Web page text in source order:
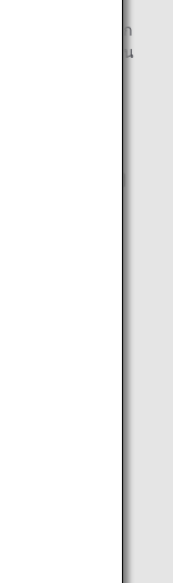
องจากเที่ยวบิน
ที่ออกเดินทางแตก
ค่าขนส่งภาคพื้นดิน
ส่งสาธารณะที่
: 15,000 เยน)
ดขึ้นหลัง
ที่ยวบิน
ด้ทันเวลา
กเที่ยวบิน
ะต้องการ